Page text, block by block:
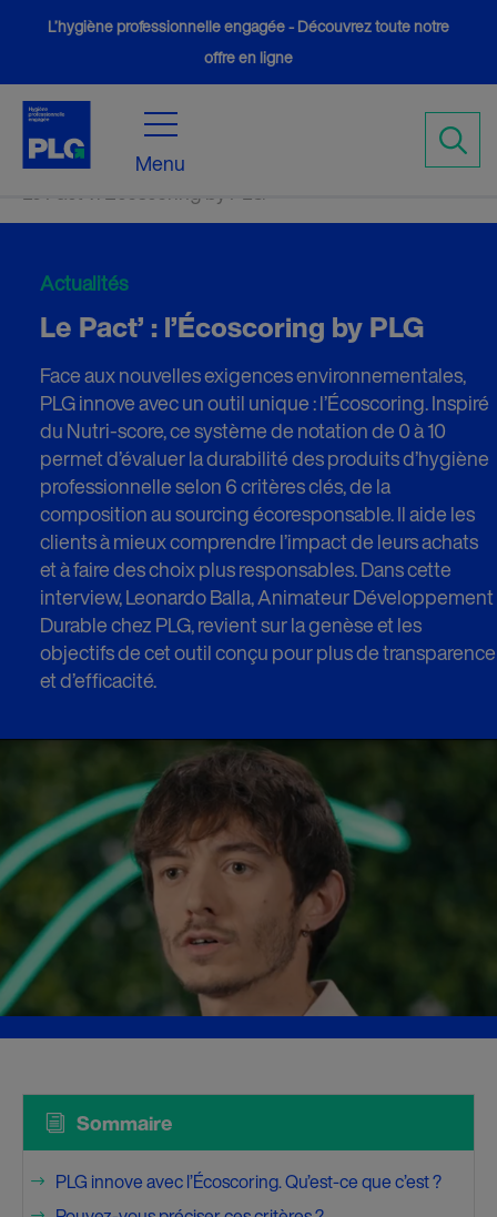
L’hygiène professionnelle engagée - Découvrez toute notre
offre en ligne
Menu
Accueil Actualités
Le Pact’ : l’Écoscoring by PLG
Actualités
Le Pact’ : l’Écoscoring by PLG
Face aux nouvelles exigences environnementales,
PLG innove avec un outil unique : l’Écoscoring. Inspiré
du Nutri-score, ce système de notation de 0 à 10
permet d’évaluer la durabilité des produits d’hygiène
professionnelle selon 6 critères clés, de la
composition au sourcing écoresponsable. Il aide les
clients à mieux comprendre l’impact de leurs achats
et à faire des choix plus responsables. Dans cette
interview, Leonardo Balla, Animateur Développement
Durable chez PLG, revient sur la genèse et les
objectifs de cet outil conçu pour plus de transparence
et d’efficacité.
i Sommaire
$ PLG innove avec l’Écoscoring. Qu’est-ce que c’est ?